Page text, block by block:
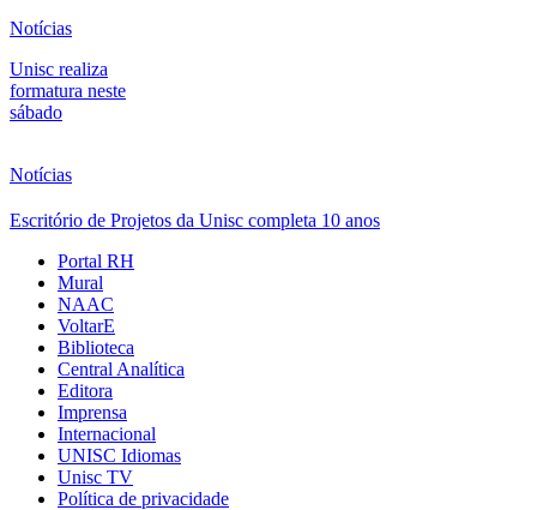
Notícias
Unisc realiza
formatura neste
sábado
Notícias
Escritório de Projetos da Unisc completa 10 anos
Portal RH
Mural
NAAC
VoltarE
Biblioteca
Central Analítica
Editora
Imprensa
Internacional
UNISC Idiomas
Unisc TV
Política de privacidade